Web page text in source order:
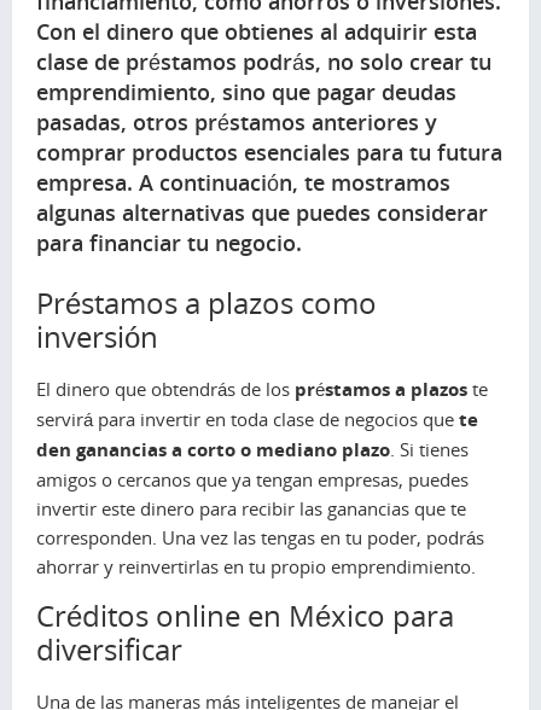
Con el dinero que obtienes al adquirir esta
clase de préstamos podrás, no solo crear tu
emprendimiento, sino que pagar deudas
pasadas, otros préstamos anteriores y
comprar productos esenciales para tu futura
empresa. A continuación, te mostramos
algunas alternativas que puedes considerar
para financiar tu negocio.
Préstamos a plazos como
inversión
El dinero que obtendrás de los préstamos a plazos te
servirá para invertir en toda clase de negocios que te
den ganancias a corto o mediano plazo . Si tienes
amigos o cercanos que ya tengan empresas, puedes
invertir este dinero para recibir las ganancias que te
corresponden. Una vez las tengas en tu poder, podrás
ahorrar y reinvertirlas en tu propio emprendimiento.
Créditos online en México para
diversificar
Una de las maneras más inteligentes de manejar el